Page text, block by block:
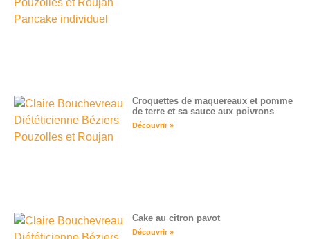
Croquettes de maquereaux et pomme
de terre et sa sauce aux poivrons
Découvrir »
Cake au citron pavot
Découvrir »